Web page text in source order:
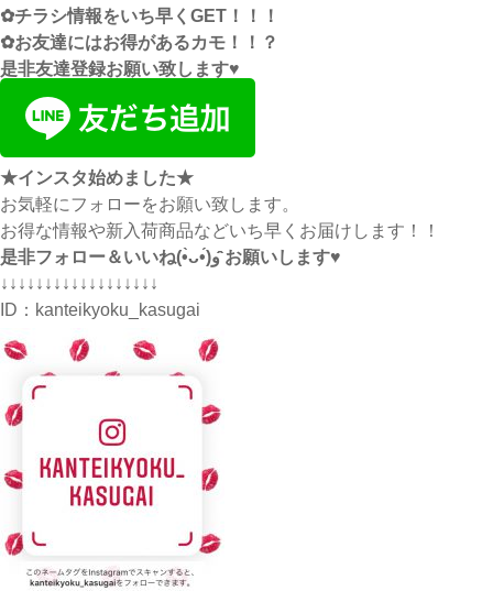
✿チラシ情報をいち早くGET！！！
✿お友達にはお得があるカモ！！？
是非友達登録お願い致します♥
★インスタ始めました★
お気軽にフォローをお願い致します。
お得な情報や新入荷商品などいち早くお届けします！！
是非フォロー＆いいね(•̀ᴗ•́)و ̑̑お願いします♥
↓↓↓↓↓↓↓↓↓↓↓↓↓↓↓↓↓↓
ID： kanteikyoku_kasugai